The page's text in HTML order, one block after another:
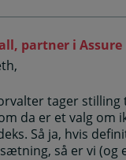
partner i Assure
tager stilling
da er et valg om
Så ja, hvis
så er vi (og